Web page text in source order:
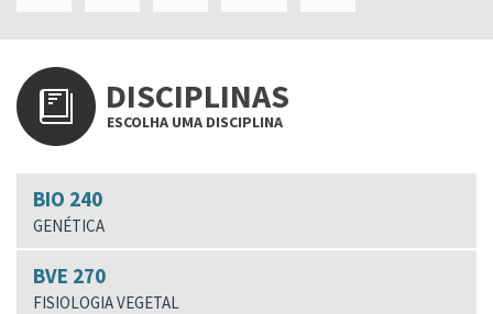
DISCIPLINAS
ESCOLHA UMA DISCIPLINA
BIO 240
GENÉTICA
BVE 270
FISIOLOGIA VEGETAL